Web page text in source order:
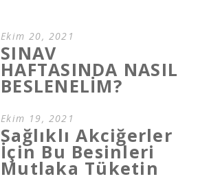
Ekim 20, 2021
SINAV
HAFTASINDA NASIL
BESLENELİM?
Ekim 19, 2021
Sağlıklı Akciğerler
İçin Bu Besinleri
Mutlaka Tüketin